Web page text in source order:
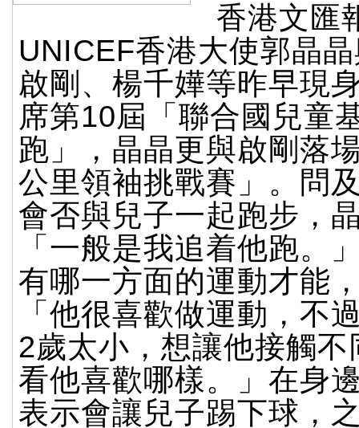
香港文匯
UNICEF香港大使郭晶
啟剛、楊千嬅等昨早現
席第10屆「聯合國兒童
跑」，晶晶更與啟剛落
公里領袖挑戰賽」。問
會否與兒子一起跑步，
「一般是我追着他跑。
有哪一方面的運動才能
「他很喜歡做運動，不
2歲太小，想讓他接觸不
看他喜歡哪樣。」在身
表示會讓兒子踢下球，